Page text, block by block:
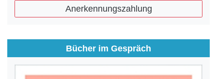
Anerkennungszahlung
Bücher im Gespräch